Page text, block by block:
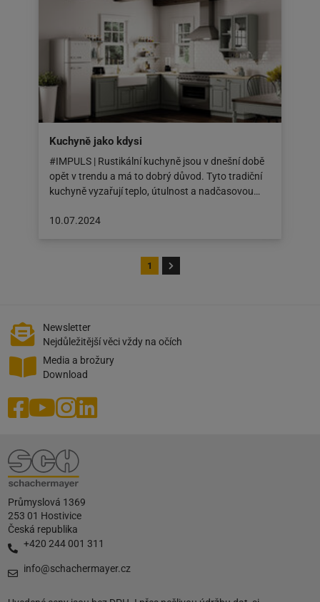
Kuchyně jako kdysi
#IMPULS | Rustikální kuchyně jsou v dnešní době
opět v trendu a má to dobrý důvod. Tyto tradiční
kuchyně vyzařují teplo, útulnost a nadčasovou…
Článek
10.07.2024
1
Newsletter
Nejdůležitější věci vždy na očích
Media a brožury
Download
Průmyslová 1369
253 01 Hostivice
Česká republika
+420 244 001 311
info@schachermayer.cz